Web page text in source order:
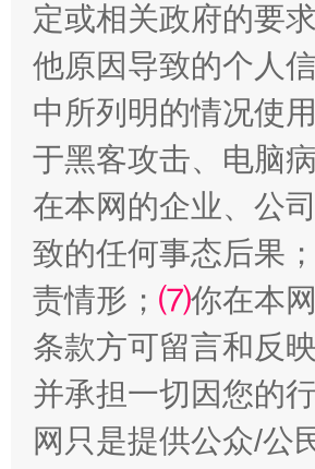
揭批美国五大"原罪"
解纷+调解+退费，一次搞定
定或相关政府的要
他原因导致的个人
中所列明的情况使
于黑客攻击、电脑
在本网的企业、公
致的任何事态后果；
责情形； ⑺你在本
条款方可留言和反
并承担一切因您的
网只是提供公众/公